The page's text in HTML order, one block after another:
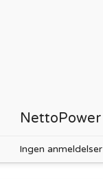
NettoPower
Ingen anmeldelser